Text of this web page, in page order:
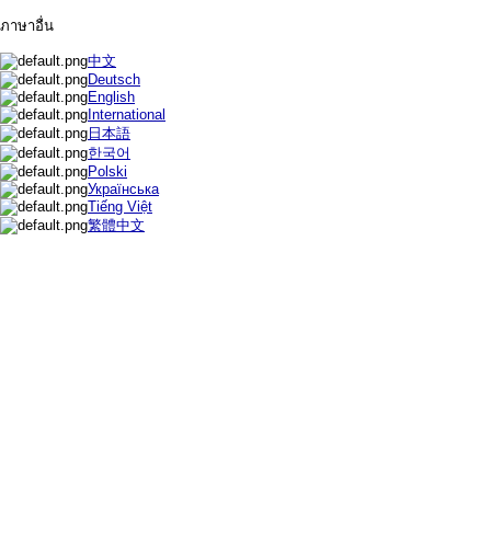
ภาษาอื่น
中文
Deutsch
English
International
日本語
한국어
Polski
Українська
Tiếng Việt
繁體中文